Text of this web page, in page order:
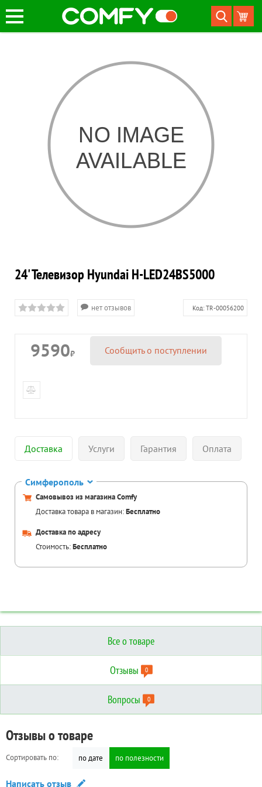
24' Телевизор Hyundai H-LED24BS5000
нет отзывов Код: TR-00056200
9590₽ Сообщить о поступлении
Доставка Услуги Гарантия Оплата
Симферополь
Самовывоз из магазина Comfy
Доставка товара в магазин:Бесплатно
Доставка по адресу
Стоимость:Бесплатно
Все о товаре
Отзывы 0
Вопросы 0
Технические характеристики
Дополнительные
Отзывы о товаре
Сортировать по: по дате по полезности
Написать отзыв
Вопросы о товаре
Сортировать по: по дате по полезности
Задать вопрос